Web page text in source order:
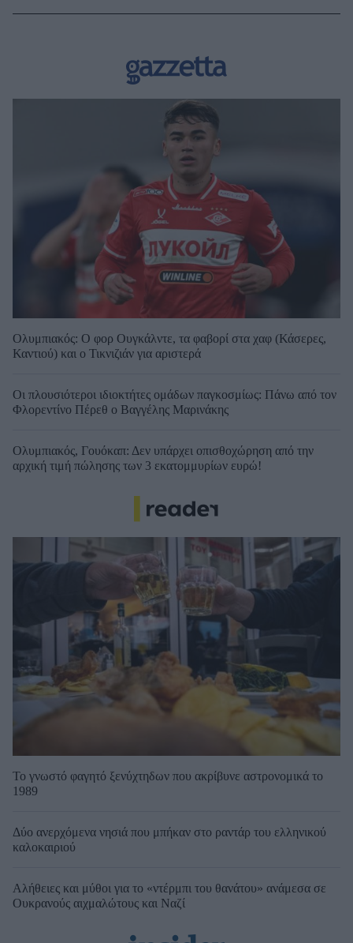
Ολυμπιακός: Ο φορ Ουγκάλντε, τα φαβορί στα χαφ (Κάσερες,
Καντιού) και ο Τικνιζιάν για αριστερά
Οι πλουσιότεροι ιδιοκτήτες ομάδων παγκοσμίως: Πάνω από τον
Φλορεντίνο Πέρεθ ο Βαγγέλης Μαρινάκης
Ολυμπιακός, Γουόκαπ: Δεν υπάρχει οπισθοχώρηση από την
αρχική τιμή πώλησης των 3 εκατομμυρίων ευρώ!
Το γνωστό φαγητό ξενύχτηδων που ακρίβυνε αστρονομικά το
1989
Δύο ανερχόμενα νησιά που μπήκαν στο ραντάρ του ελληνικού
καλοκαιριού
Αλήθειες και μύθοι για το «ντέρμπι του θανάτου» ανάμεσα σε
Ουκρανούς αιχμαλώτους και Ναζί